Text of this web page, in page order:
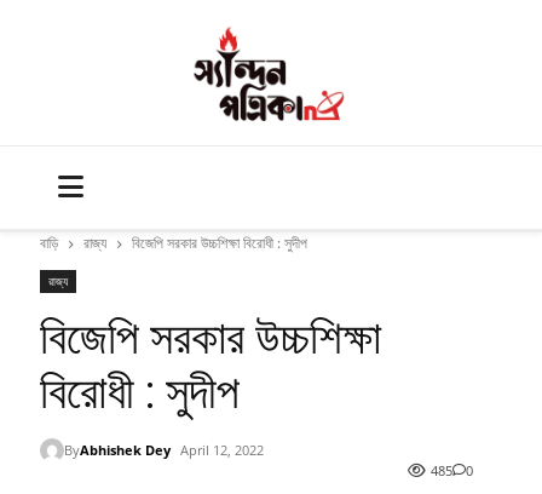
বাড়ি রাজ্য বিজেপি সরকার উচ্চশিক্ষা বিরোধী : সুদীপ
রাজ্য
বিজেপি সরকার উচ্চশিক্ষা
বিরোধী : সুদীপ
ByAbhishek Dey April 12, 2022
485
0